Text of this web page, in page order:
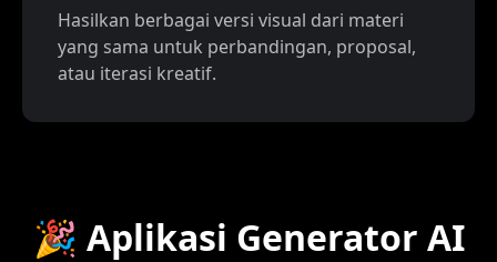
Hasilkan berbagai versi visual dari materi
yang sama untuk perbandingan, proposal,
atau iterasi kreatif.
🎉 Aplikasi Generator AI